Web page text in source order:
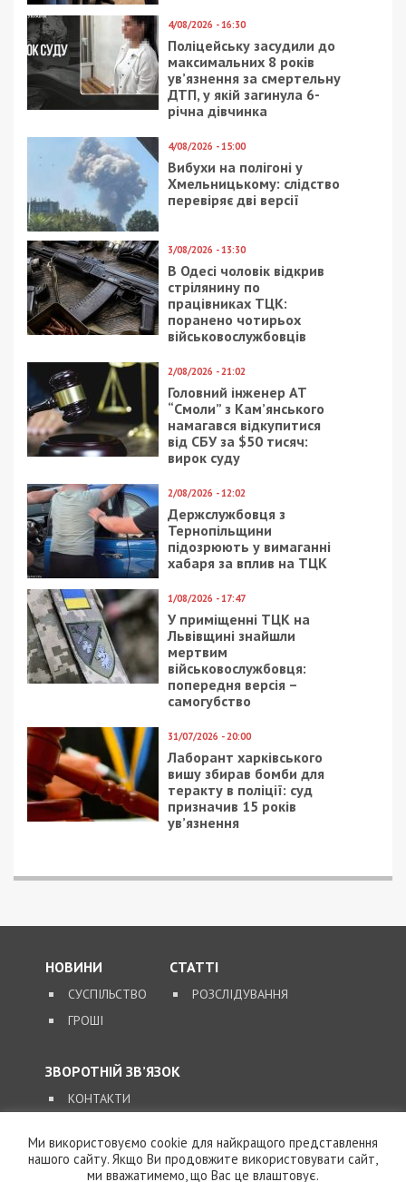
4/08/2026 - 16:30
Поліцейську засудили до
максимальних 8 років
ув’язнення за смертельну
ДТП, у якій загинула 6-
річна дівчинка
4/08/2026 - 15:00
Вибухи на полігоні у
Хмельницькому: слідство
перевіряє дві версії
3/08/2026 - 13:30
В Одесі чоловік відкрив
стрілянину по
працівниках ТЦК:
поранено чотирьох
військовослужбовців
2/08/2026 - 21:02
Головний інженер АТ
“Смоли” з Кам’янського
намагався відкупитися
від СБУ за $50 тисяч:
вирок суду
2/08/2026 - 12:02
Держслужбовця з
Тернопільщини
підозрюють у вимаганні
хабаря за вплив на ТЦК
1/08/2026 - 17:47
У приміщенні ТЦК на
Львівщині знайшли
мертвим
військовослужбовця:
попередня версія –
самогубство
31/07/2026 - 20:00
Лаборант харківського
вишу збирав бомби для
теракту в поліції: суд
призначив 15 років
ув’язнення
НОВИНИ
СУСПІЛЬСТВО
ГРОШІ
СТАТТІ
РОЗСЛІДУВАННЯ
ЗВОРОТНІЙ ЗВ’ЯЗОК
КОНТАКТИ
SUPPORT@49000.COM.UA
Ми використовуємо cookie для найкращого представлення
нашого сайту. Якщо Ви продовжите використовувати сайт,
ми вважатимемо, що Вас це влаштовує.